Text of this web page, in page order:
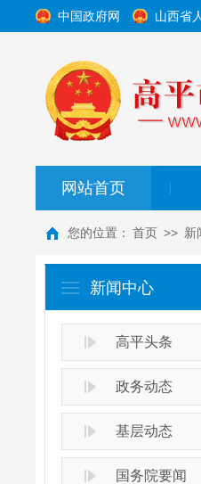
中国政府网 山西省
网站首页
您的位置： 首页 >> 新
新闻中心
高平头条
政务动态
基层动态
国务院要闻